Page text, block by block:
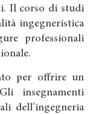
Il corso di studi
ingegneristica
professionali
per offrire un
insegnamenti
dell’ingegneria